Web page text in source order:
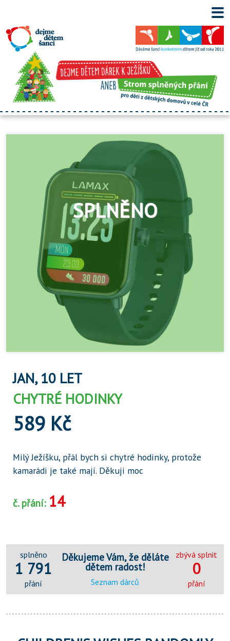
JAN, 10 LET
CHYTRÉ HODINKY
589 Kč
Milý Ježíšku, přál bych si chytré hodinky, protože
kamarádi je také mají. Děkuji moc
č. přání: 14
splněno
1 791
přání
Děkujeme Vám, že děláte
dětem radost!
Seznam dárců
zbývá splnit
0
přání